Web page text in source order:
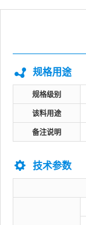
规格用途
规格级别
该料用途
备注说明
技术参数